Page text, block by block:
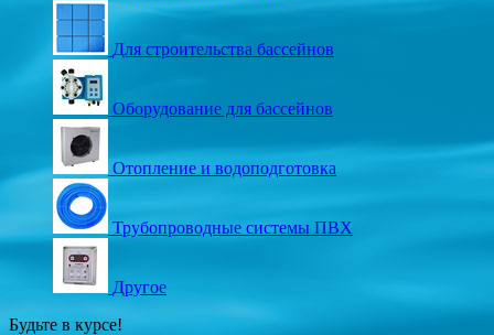
Для строительства бассейнов
Оборудование для бассейнов
Отопление и водоподготовка
Трубопроводные системы ПВХ
Другое
Будьте в курсе!